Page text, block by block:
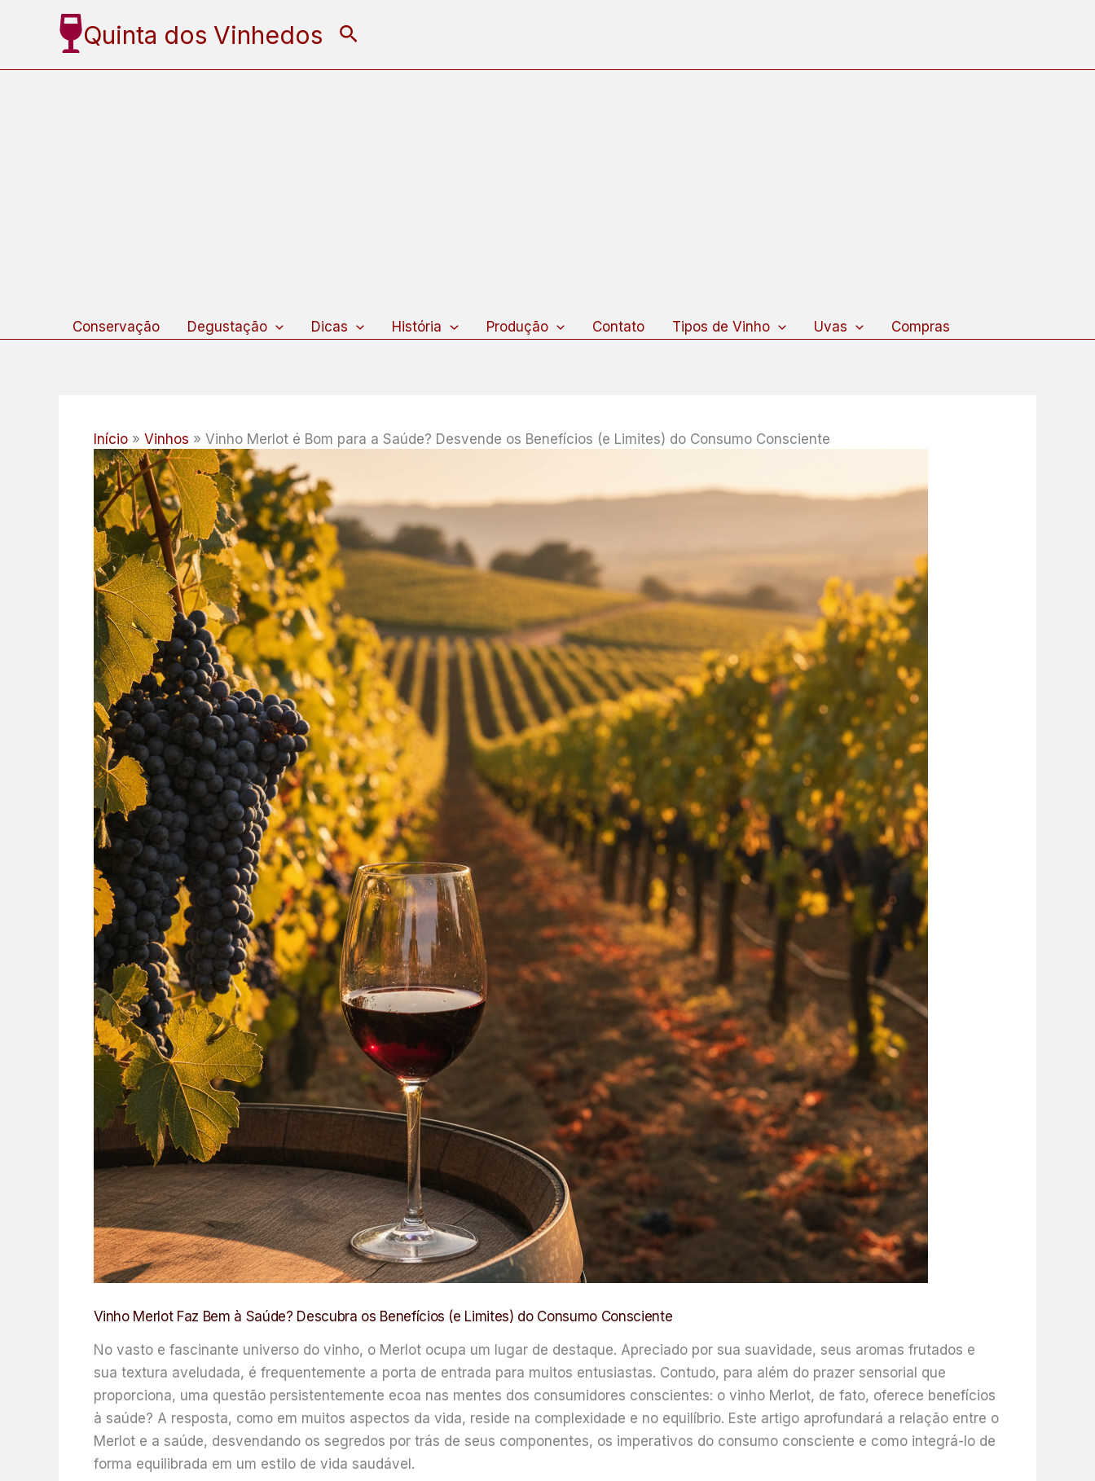
Quinta dos Vinhedos Pesquisar
Conservação Degustação Dicas História Produção Contato Tipos de Vinho Uvas Compras
Início Vinhos Vinho Merlot é Bom para a Saúde? Desvende os Benefícios (e Limites) do Consumo Consciente
Vinho Merlot Faz Bem à Saúde? Descubra os Benefícios (e Limites) do Consumo Consciente
No vasto e fascinante universo do vinho, o Merlot ocupa um lugar de destaque. Apreciado por sua suavidade, seus aromas frutados e
sua textura aveludada, é frequentemente a porta de entrada para muitos entusiastas. Contudo, para além do prazer sensorial que
proporciona, uma questão persistentemente ecoa nas mentes dos consumidores conscientes: o vinho Merlot, de fato, oferece benefícios
à saúde? A resposta, como em muitos aspectos da vida, reside na complexidade e no equilíbrio. Este artigo aprofundará a relação entre o
Merlot e a saúde, desvendando os segredos por trás de seus componentes, os imperativos do consumo consciente e como integrá-lo de
forma equilibrada em um estilo de vida saudável.